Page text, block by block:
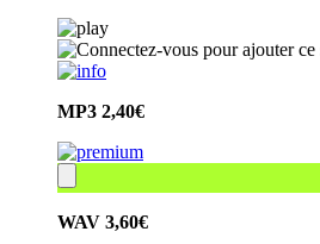
MP3 2,40€
WAV 3,60€